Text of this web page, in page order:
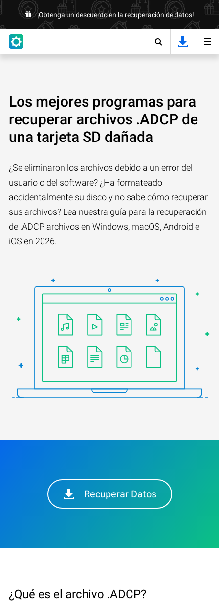
¡Obtenga un descuento en la recuperación de datos!
Los mejores programas para
recuperar archivos .ADCP de
una tarjeta SD dañada
¿Se eliminaron los archivos debido a un error del
usuario o del software? ¿Ha formateado
accidentalmente su disco y no sabe cómo recuperar
sus archivos? Lea nuestra guía para la recuperación
de .ADCP archivos en Windows, macOS, Android e
iOS en 2026.
Recuperar Datos
¿Qué es el archivo .ADCP?